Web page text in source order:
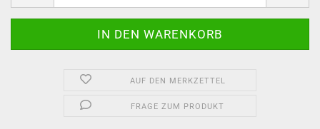
AUF DEN MERKZETTEL
FRAGE ZUM PRODUKT